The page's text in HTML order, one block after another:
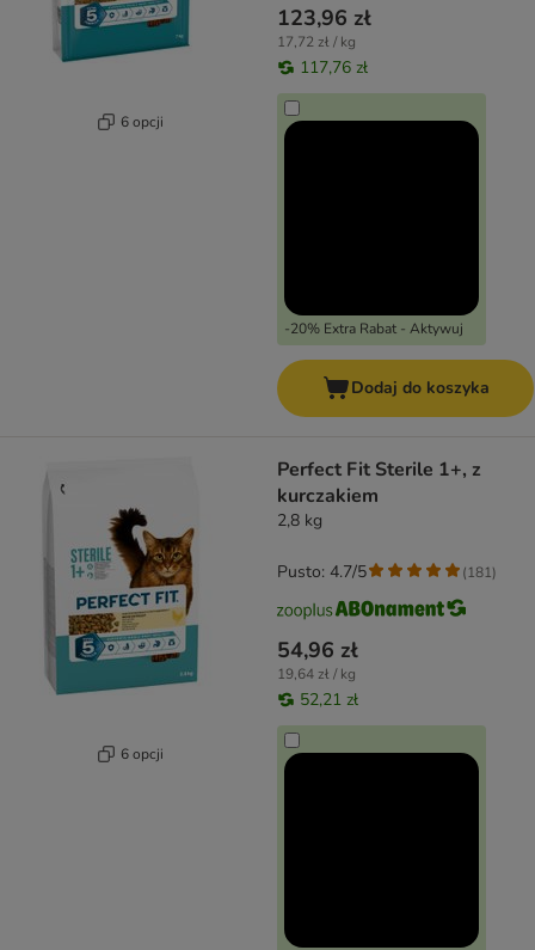
6 opcji
123,96 zł
17,72 zł / kg
117,76 zł
-20% Extra Rabat - Aktywuj
Dodaj do koszyka
6 opcji
Perfect Fit Sterile 1+, z
kurczakiem
2,8 kg
54,96 zł
19,64 zł / kg
52,21 zł
Pusto: 4.7/5 (181)